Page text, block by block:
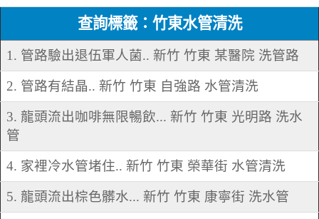
查詢標籤：竹東水管清洗
1. 管路驗出退伍軍人菌.. 新竹 竹東 某醫院 洗管路
2. 管路有結晶.. 新竹 竹東 自強路 水管清洗
3. 龍頭流出咖啡無限暢飲... 新竹 竹東 光明路 洗水
管
4. 家裡冷水管堵住.. 新竹 竹東 榮華街 水管清洗
5. 龍頭流出棕色髒水... 新竹 竹東 康寧街 洗水管